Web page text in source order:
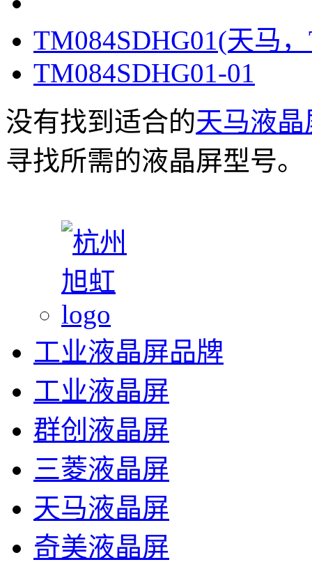
TM084SDHG01(天马
TM084SDHG01-01
没有找到适合的天马液晶
寻找所需的液晶屏型号。
工业液晶屏品牌
工业液晶屏
群创液晶屏
三菱液晶屏
天马液晶屏
奇美液晶屏